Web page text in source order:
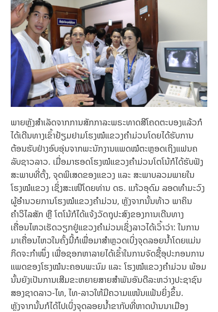
ພາຍຫຼັງສໍາເລັດຈາກການສັກກາລະພຣະທາດສີໂຄດຕະບອງແລ້ວກໍ
ໄດ້ເດີນທາງເຂົ້າຢ້ຽມຢາມໂຮງໝໍແຂວງຄໍາມ່ວນໂດຍໄດ້ຮັບການ
ຕ້ອນຮັບຢ່າງອົບອຸ່ນຈາກພະນັກງານແພດໝໍຕະຫຼອດເຖິງແຟນຄ
ລັບຊາວລາວ. ເມື່ອມາຮອດໂຮງໝໍແຂວງຄໍາມ່ວນໂຕໂນ້ກໍໄດ້ຮັບຟັງ
ສະພາບທີ່ຕັ້ງ, ຈຸດພິເສດຂອງແຂວງ ແລະ ສະພາບລວມພາຍໃນ
ໂຮງໝໍແຂວງ ເຊິ່ງສະເໜີໂດຍທ່ານ ດຣ. ແກ້ວອຸດົມ ລອດທໍາມະວົງ
ຜູ້ອໍານວຍການໂຮງໝໍແຂວງຄໍາມ່ວນ, ຫຼັງຈາກນັ້ນທ້າວ ພາຄິນ
ຄໍາວິໄລສັກ ຫຼື ໂຕໂນ້ກໍໄດ້ແຈ້ງວັດຖຸປະສົງຂອງການເດີນທາງ
ເຄື່ອນໄຫວເຮັດວຽກຢູ່ແຂວງຄໍາມ່ວນເຊິ່ງລາວໄດ້ເວົ້າວ່າ: ໃນການ
ມາເຄື່ອນໄຫວໃນຄັ້ງນີ້ກໍເພື່ອມາສໍາຫຼວດເບິ່ງຈຸດລອຍນໍ້າໂດຍແມ່ນ
ກິດຈະກໍາໜຶ່ງ ເພື່ອຊອກຫາລາຍໄດ້ເຂົ້າໃນການຈັດຊື້ອຸປະກອນການ
ແພດຂອງໂຮງໝໍນະຄອນພະນົມ ແລະ ໂຮງໝໍແຂວງຄໍາມ່ວນ ພ້ອມ
ນັ້ນຍັງເປັນການເສີມຂະຫຍາຍສາຍສໍາພັນອັນດີລະຫວ່າງປະຊາຊົນ
ສອງຊາດລາວ-ໄທ, ໄທ-ລາວໃຫ້ມີຄວາມແໜ້ນແຟ້ນຍິ່ງຂຶ້ນ.
ຫຼັງຈາກນັ້ນກໍໄດ້ໄປເບິ່ງຈຸດລອຍນໍ້າຂາກັບທີ່ຫາດບ້ານນາເມືອງ